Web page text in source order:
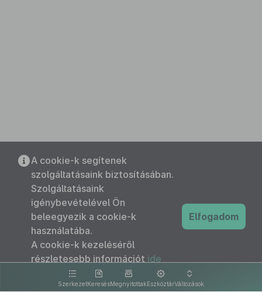
SzerkezetKeresésMegnyitottakEszköztárVáltozások
A cookie-k segítenek
szolgáltatásaink biztosításában.
Szolgáltatásaink
igénybevételével Ön
beleegyezik a cookie-k
használatába.
A cookie-k kezeléséről
részletesebb információt ide
kattintva olvashat.
Elfogadom